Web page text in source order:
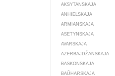
AKSYTANSKAJA
ANHIELSKAJA
ARMIANSKAJA
ASETYNSKAJA
AVARSKAJA
AZERBAJDŽAN­SKAJA
BASKONSKAJA
BAŬHARSKAJA